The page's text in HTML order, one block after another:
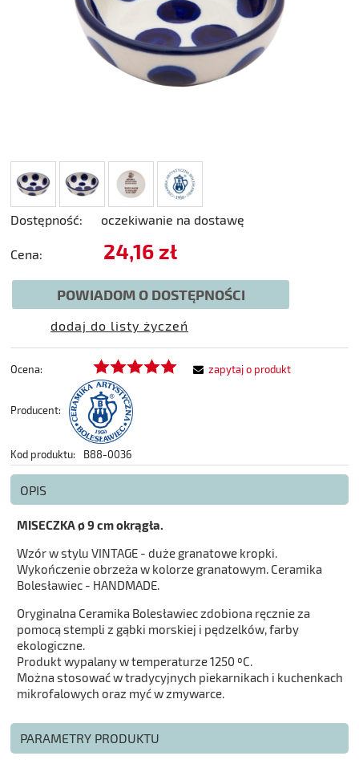
Dostępność: oczekiwanie na dostawę
Cena: 24,16 zł
POWIADOM O DOSTĘPNOŚCI
dodaj do listy życzeń
Ocena:
Producent:
Kod produktu: B88-0036
zapytaj o produkt
OPIS
MISECZKA ø 9 cm okrągła.
Wzór w stylu VINTAGE - duże granatowe kropki.
Wykończenie obrzeża w kolorze granatowym. Ceramika
Bolesławiec - HANDMADE.
Oryginalna Ceramika Bolesławiec zdobiona ręcznie za
pomocą stempli z gąbki morskiej i pędzelków, farby
ekologiczne.
Produkt wypalany w temperaturze 1250 ºC.
Można stosować w tradycyjnych piekarnikach i kuchenkach
mikrofalowych oraz myć w zmywarce.
PARAMETRY PRODUKTU